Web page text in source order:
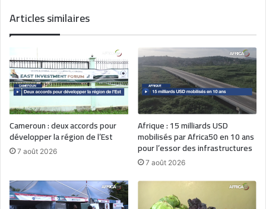
Articles similaires
Cameroun : deux accords pour
développer la région de l’Est
7 août 2026
Afrique : 15 milliards USD
mobilisés par Africa50 en 10 ans
pour l’essor des infrastructures
7 août 2026